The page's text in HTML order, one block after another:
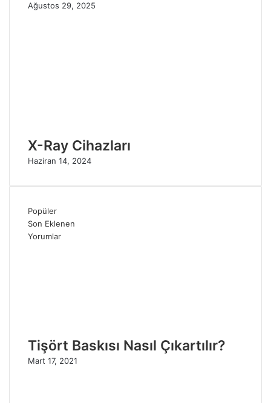
Ağustos 29, 2025
X-Ray Cihazları
Haziran 14, 2024
Popüler
Son Eklenen
Yorumlar
Tişört Baskısı Nasıl Çıkartılır?
Mart 17, 2021